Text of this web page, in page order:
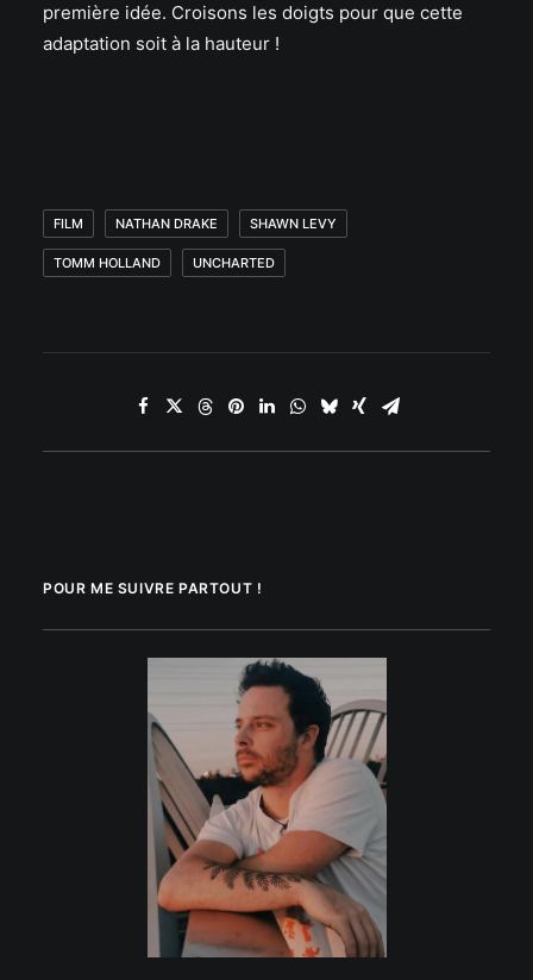
première idée. Croisons les doigts pour que cette
adaptation soit à la hauteur !
FILM NATHAN DRAKE SHAWN LEVY
TOMM HOLLAND UNCHARTED
POUR ME SUIVRE PARTOUT !